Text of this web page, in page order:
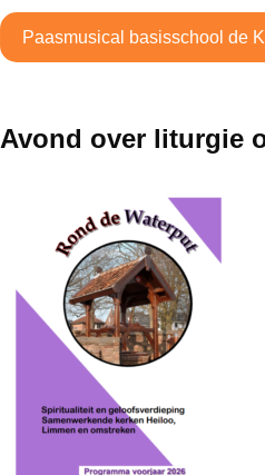
Paasmusical basisschool de
Avond over liturgie